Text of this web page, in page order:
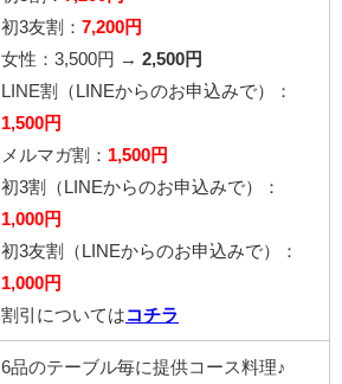
初3友割： 7,200円
女性：3,500円 → 2,500円
LINE割
（LINEからのお申込みで）
：
1,500円
メルマガ割： 1,500円
初3割（LINEからのお申込みで）：
1,000円
初3友割（LINEからのお申込みで）：
1,000円
割引については コチラ
6品のテーブル毎に提供コース料理♪